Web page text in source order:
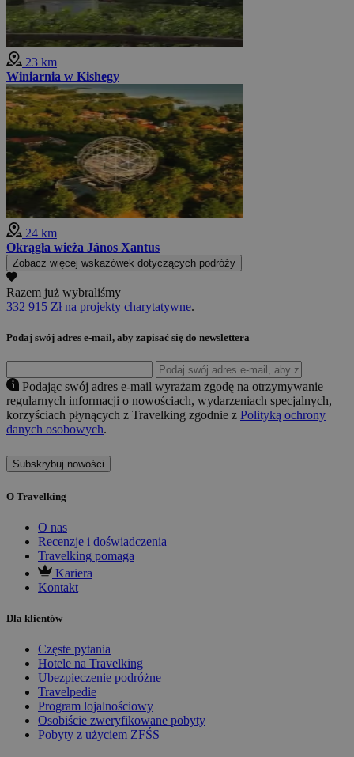
23 km
Winiarnia w Kishegy
24 km
Okrągła wieża János Xantus
Zobacz więcej wskazówek dotyczących podróży
Razem już wybraliśmy
332 915 Zł na projekty charytatywne.
Podaj swój adres e-mail, aby zapisać się do newslettera
Podając swój adres e-mail wyrażam zgodę na otrzymywanie
regularnych informacji o nowościach, wydarzeniach specjalnych,
korzyściach płynących z Travelking zgodnie z Polityką ochrony
danych osobowych.
Subskrybuj nowości
O Travelking
O nas
Recenzje i doświadczenia
Travelking pomaga
Kariera
Kontakt
Dla klientów
Częste pytania
Hotele na Travelking
Ubezpieczenie podróżne
Travelpedie
Program lojalnościowy
Osobiście zweryfikowane pobyty
Pobyty z użyciem ZFŚS